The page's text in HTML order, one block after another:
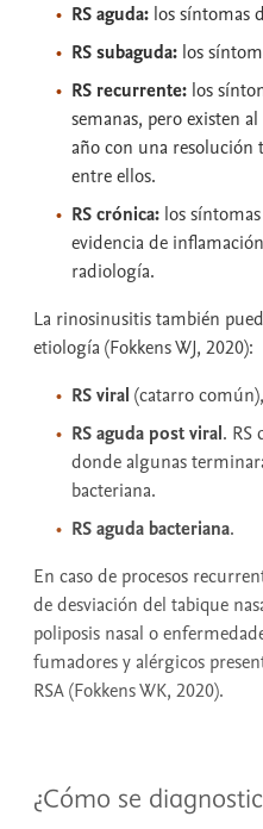
RS aguda: los síntomas
RS subaguda: los
RS recurrente: los
semanas, pero existen
año con una
entre ellos.
RS crónica: los
evidencia de
radiología.
La rinosinusitis también
etiología (Fokkens WJ, 2020):
RS viral (catarro
RS aguda post viral. RS
donde algunas
bacteriana.
RS aguda bacteriana.
En caso de procesos
de desviación del tabique
poliposis nasal o
fumadores y alérgicos
RSA (Fokkens WK, 2020).
¿Cómo se